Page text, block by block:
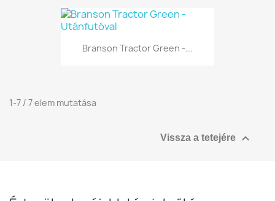
Branson Tractor Green -...
1-7 / 7 elem mutatása
Vissza a tetejére 